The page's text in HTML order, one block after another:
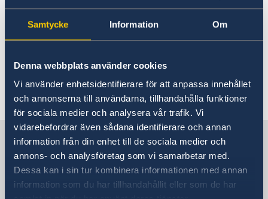
Samtycke Information Om
Denna webbplats använder cookies
Vi använder enhetsidentifierare för att anpassa innehållet
och annonserna till användarna, tillhandahålla funktioner
för sociala medier och analysera vår trafik. Vi
vidarebefordrar även sådana identifierare och annan
information från din enhet till de sociala medier och
annons- och analysföretag som vi samarbetar med.
Dessa kan i sin tur kombinera informationen med annan
information som du har tillhandahållit eller som de har
Kindly note that the Embassy will be
closed on Friday 10 April and Monday
13 April, observing 'Good Friday' and
'Easter Monday'.
Embassy of Sweden in Zimbabwe
Embassy of Sweden in Zimbabwe